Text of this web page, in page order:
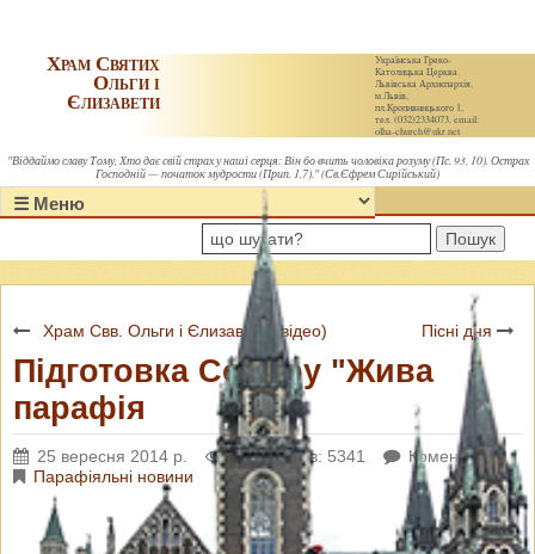
Українська Греко-
Католицька Церква.
Львівська Архиєпархія,
м.Львів,
пл.Кропивницького 1,
тел. (032)2334073, email:
olha-church@ukr.net
Храм Святих
Ольги і
Єлизавети
"Віддаймо славу Тому, Хто дає свій страх у наші серця: Він бо вчить чоловіка розуму (Пс. 93, 10). Острах
Господній — початок мудрости (Прип. 1,7)." (Св.Єфрем Сирійський)
Пошук
Храм Свв. Ольги і Єлизавети (відео) Пісні дня
Підготовка Собору "Жива
парафія
25 вересня 2014 р. Переглядів: 5341
Коментарі: 0
Парафіяльні новини